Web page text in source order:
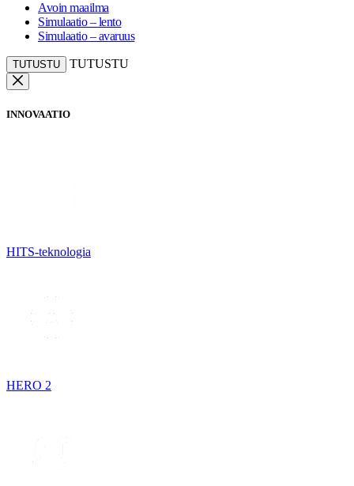
Avoin maailma
Simulaatio – lento
Simulaatio – avaruus
TUTUSTU TUTUSTU
INNOVAATIO
HITS-teknologia
HERO 2